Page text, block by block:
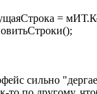
=
сильно